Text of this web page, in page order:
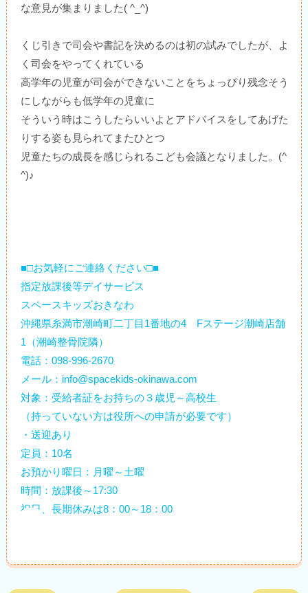
な意見が集まりました( ^_^)
くじ引きで司会や書記を決めるのは初の試みでしたが、よ
く司会をやってくれている
高学年の児童が司会ができないことをちょっぴり残念そう
にしながらも低学年の児童に
そういう時はこうしたらいいよとアドバイスをしてあげた
りする姿も見られてまたひとつ
児童たちの成長を感じられるこども会議となりました。(^
^)♪
■□お気軽にご連絡ください□■
指定放課後等デイサービス
スペースキッズおきなわ
沖縄県糸満市潮崎町二丁目1番地の4 Fステージ潮崎店舗
1（潮崎整骨院隣）
電話：098-996-2670
メール：info@spacekids-okinawa.com
対象：受給者証をお持ちの３歳児～高校生
（持っていない方は役所への申請が必要です）
・送迎あり
定員：10名
お預かり曜日：月曜～土曜
時間：放課後～17:30
祝日、長期休みは8：00～18：00